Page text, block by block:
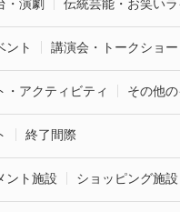
・演劇 伝統芸能・お笑い
ント 講演会・トークショー
・アクティビティ その他
終了間際
ント施設 ショッピング施設